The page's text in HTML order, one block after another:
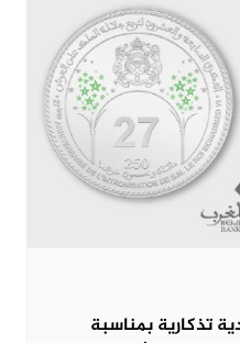
تذكارية بمناسبة